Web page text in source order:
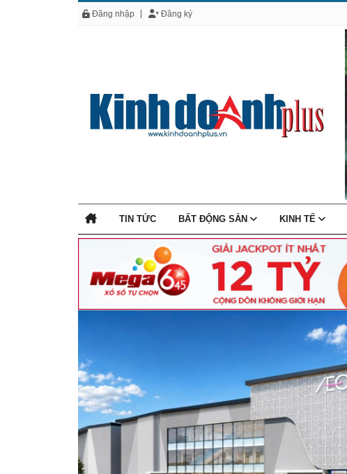
Đăng nhập Đăng ký
TIN TỨC BẤT ĐỘNG SẢN KINH TẾ